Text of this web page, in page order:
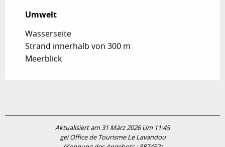
Umwelt
Umwelt
Wasserseite
Strand innerhalb von 300 m
Meerblick
Aktualisiert am 31 März 2026 Um 11:45
gei Office de Tourisme Le Lavandou